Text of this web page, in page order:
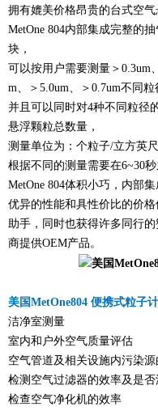
拥有媲美价格昂贵的台式空气
MetOne 804内部集成完整的
块，
可以按用户需要测量＞0.3um
m、＞5.0um、＞0.7um不同粒
并且可以同时对4种不同粒径
悬浮颗粒总数量，
测量单位为：个粒子/立方英
根据不同的测量需要在6~30
MetOne 804体积小巧，内部
优异的性能和具性价比的价格
助手，同时也获得许多同行
商提供OEM产品。
美国MetOne804 便携式粒子
洁净室测量
室内和户外空气质量评估
空气管道及相关设施内污染
检测空气过滤器的效率及是否
检查空气净化机的效率